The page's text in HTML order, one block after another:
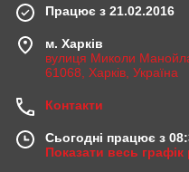
Працює з 21.02.2016
м. Харків
вулиця Миколи Манойла
61068, Харків, Україна
Контакти
Сьогодні працює з
Показати весь графік